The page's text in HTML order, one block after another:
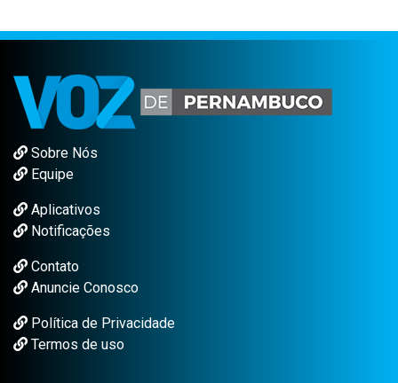
Sobre Nós
Equipe
Aplicativos
Notificações
Contato
Anuncie Conosco
Política de Privacidade
Termos de uso